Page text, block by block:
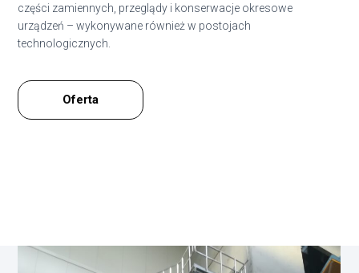
części zamiennych, przeglądy i konserwacje okresowe
urządzeń – wykonywane również w postojach
technologicznych.
Oferta